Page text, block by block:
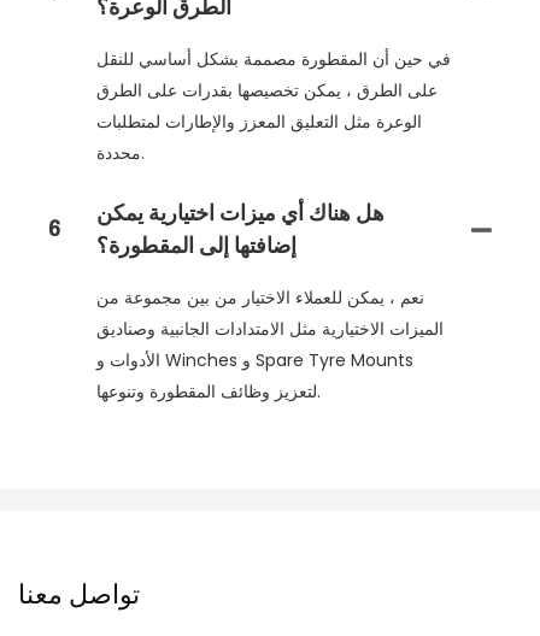
الطرق الوعرة؟
في حين أن المقطورة مصممة بشكل أساسي للنقل
على الطرق ، يمكن تخصيصها بقدرات على الطرق
الوعرة مثل التعليق المعزز والإطارات لمتطلبات
محددة.
6
هل هناك أي ميزات اختيارية يمكن
إضافتها إلى المقطورة؟
نعم ، يمكن للعملاء الاختيار من بين مجموعة من
الميزات الاختيارية مثل الامتدادات الجانبية وصناديق
الأدوات و Winches و Spare Tyre Mounts
لتعزيز وظائف المقطورة وتنوعها.
تواصل معنا